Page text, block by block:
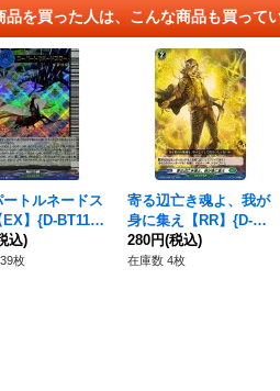
品を買った人は、こんな商品も買って
トルネードス
】{D-BT11/E
トイケイア》
込)
枚
寄る辺亡き魂よ、我が
身に集え【RR】{D-SS
11/082}《ストイケイ
ア》
280円(税込)
在庫数 4枚